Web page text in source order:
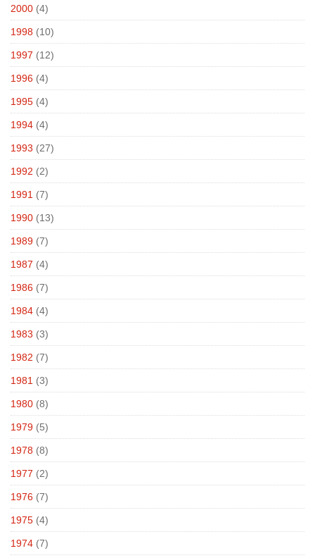
2000 (4)
1998 (10)
1997 (12)
1996 (4)
1995 (4)
1994 (4)
1993 (27)
1992 (2)
1991 (7)
1990 (13)
1989 (7)
1987 (4)
1986 (7)
1984 (4)
1983 (3)
1982 (7)
1981 (3)
1980 (8)
1979 (5)
1978 (8)
1977 (2)
1976 (7)
1975 (4)
1974 (7)